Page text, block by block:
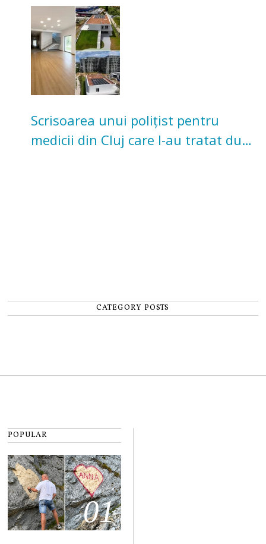
pentru copii
Scrisoarea unui polițist pentru
medicii din Cluj care l-au tratat după
CATEGORY POSTS
POPULAR
01